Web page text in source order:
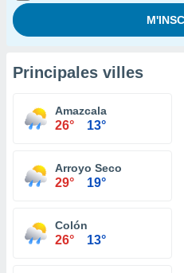
Principales villes
Amazcala
26° 13°
Arroyo Seco
29° 19°
Colón
26° 13°